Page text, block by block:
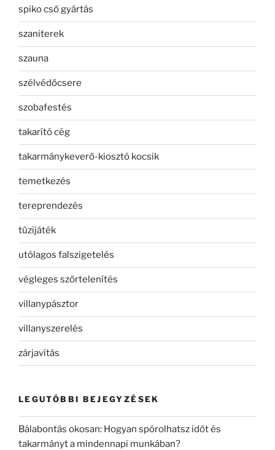
spiko cső gyártás
szaniterek
szauna
szélvédőcsere
szobafestés
takarító cég
takarmánykeverő-kiosztó kocsik
temetkezés
tereprendezés
tűzijáték
utólagos falszigetelés
végleges szőrtelenítés
villanypásztor
villanyszerelés
zárjavítás
LEGUTÓBBI BEJEGYZÉSEK
Bálabontás okosan: Hogyan spórolhatsz időt és
takarmányt a mindennapi munkában?